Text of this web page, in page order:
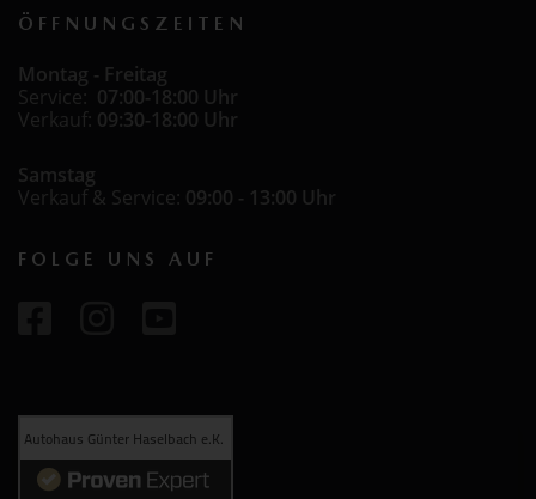
ÖFFNUNGSZEITEN
Montag - Freitag
Service: 07:00-18:00 Uhr
Verkauf: 09:30-18:00 Uhr
Samstag
Verkauf & Service: 09:00 - 13:00 Uhr
FOLGE UNS AUF